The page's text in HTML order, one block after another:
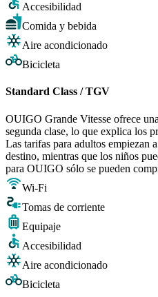
Accesibilidad
Comida y bebida
Aire acondicionado
Bicicleta
Standard Class / TGV
OUIGO Grande Vitesse ofrece
segunda clase, lo que explica los
Las tarifas para adultos empiezan
destino, mientras que los niños
para OUIGO sólo se pueden
Wi-Fi
Tomas de corriente
Equipaje
Accesibilidad
Aire acondicionado
Bicicleta